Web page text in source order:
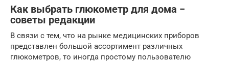
Как выбрать глюкометр для дома −
советы редакции
В связи с тем, что на рынке медицинских приборов
представлен большой ассортимент различных
глюкометров, то иногда простому пользователю